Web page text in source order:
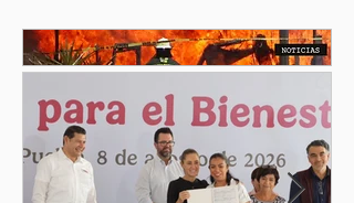
entre los gobiernos de
México y Perú. “Es
la orientación política de
los gobiernos —porque hay
orientaciones políticas de
los gobiernos, llegan por